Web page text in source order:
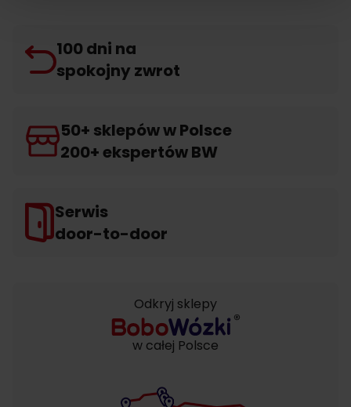
100 dni na
spokojny zwrot
50+ sklepów w Polsce
200+ ekspertów BW
Serwis
door-to-door
Odkryj sklepy
w całej Polsce